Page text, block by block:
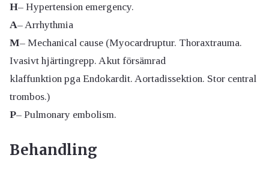
H– Hypertension emergency.
A– Arrhythmia
M– Mechanical cause (Myocardruptur. Thoraxtrauma.
Ivasivt hjärtingrepp. Akut försämrad
klaffunktion pga Endokardit. Aortadissektion. Stor central
trombos.)
P– Pulmonary embolism.
Behandling